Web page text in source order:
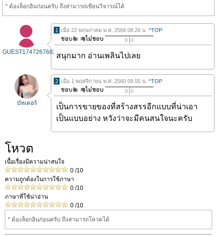
* ต้องล็อกอินก่อนครับ ถึงสามารถเขียนวิจารณ์ได้
GUEST1747267682
1 เมื่อ 22 พฤษภาคม พ.ศ. 2568 08.26 น. ^TOP
0 0
สนุกมาก อ่านเพลินไปเลย
บัทเตอร์
2 เมื่อ 1 พฤศจิกายน พ.ศ. 2560 09.55 น. ^TOP
0 0
เป็นการขายของที่สร้างสรรอีกแบบที่น่าเอา
เป็นแบบอย่าง หวังว่าจะมีคนสนใจนะครับ
โหวต
เนื้อเรื่องมีความน่าสนใจ
0 /10
ความถูกต้องในการใช้ภาษา
0 /10
ภาษาที่ใช้น่าอ่าน
0 /10
* ต้องล็อกอินก่อนครับ ถึงสามารถโหวดได้